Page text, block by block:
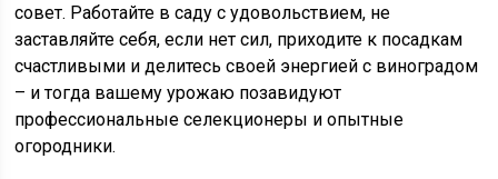
совет. Работайте в саду с удовольствием, не
заставляйте себя, если нет сил, приходите к посадкам
счастливыми и делитесь своей энергией с виноградом
– и тогда вашему урожаю позавидуют
профессиональные селекционеры и опытные
огородники.